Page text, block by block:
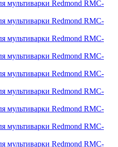
мультиварки Redmond RMC-
мультиварки Redmond RMC-
мультиварки Redmond RMC-
мультиварки Redmond RMC-
мультиварки Redmond RMC-
мультиварки Redmond RMC-
мультиварки Redmond RMC-
мультиварки Redmond RMC-
мультиварки Redmond RMC-